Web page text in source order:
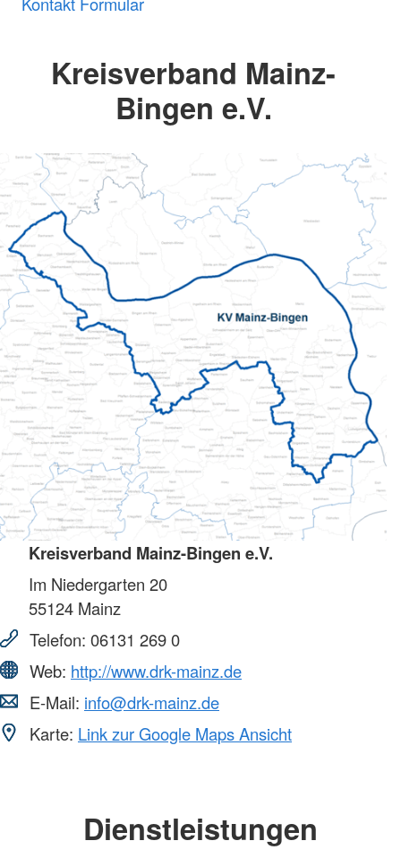
Kreisverband Mainz-
Bingen e.V.
Kreisverband Mainz-Bingen e.V.
Im Niedergarten 20
55124 Mainz
Telefon: 06131 269 0
Web: http://www.drk-mainz.de
E-Mail: info@drk-mainz.de
Karte: Link zur Google Maps Ansicht
Dienstleistungen